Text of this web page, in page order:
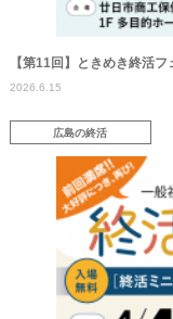
【第11回】ときめき終活
2026.6.15
広島の終活